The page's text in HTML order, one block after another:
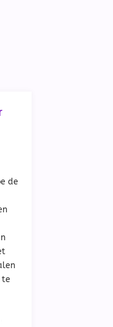
de
te